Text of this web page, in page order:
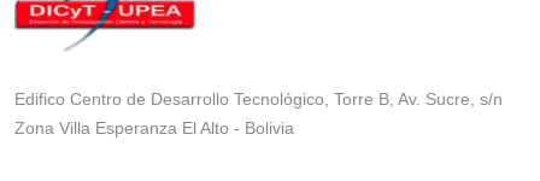
Edifico Centro de Desarrollo Tecnológico, Torre B, Av. Sucre, s/n
Zona Villa Esperanza El Alto - Bolivia